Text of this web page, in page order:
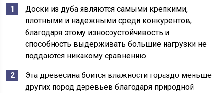
Доски из дуба являются самыми крепкими,
плотными и надежными среди конкурентов,
благодаря этому износоустойчивость и
способность выдерживать большие нагрузки не
поддаются никакому сравнению.
Эта древесина боится влажности гораздо меньше
других пород деревьев благодаря природной